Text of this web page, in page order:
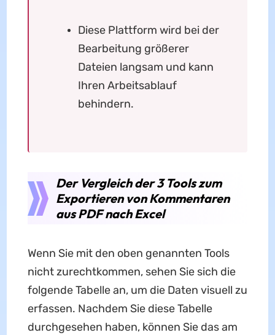
Diese Plattform wird bei der
Bearbeitung größerer
Dateien langsam und kann
Ihren Arbeitsablauf
behindern.
Der Vergleich der 3 Tools zum
Exportieren von Kommentaren
aus PDF nach Excel
Wenn Sie mit den oben genannten Tools
nicht zurechtkommen, sehen Sie sich die
folgende Tabelle an, um die Daten visuell zu
erfassen. Nachdem Sie diese Tabelle
durchgesehen haben, können Sie das am